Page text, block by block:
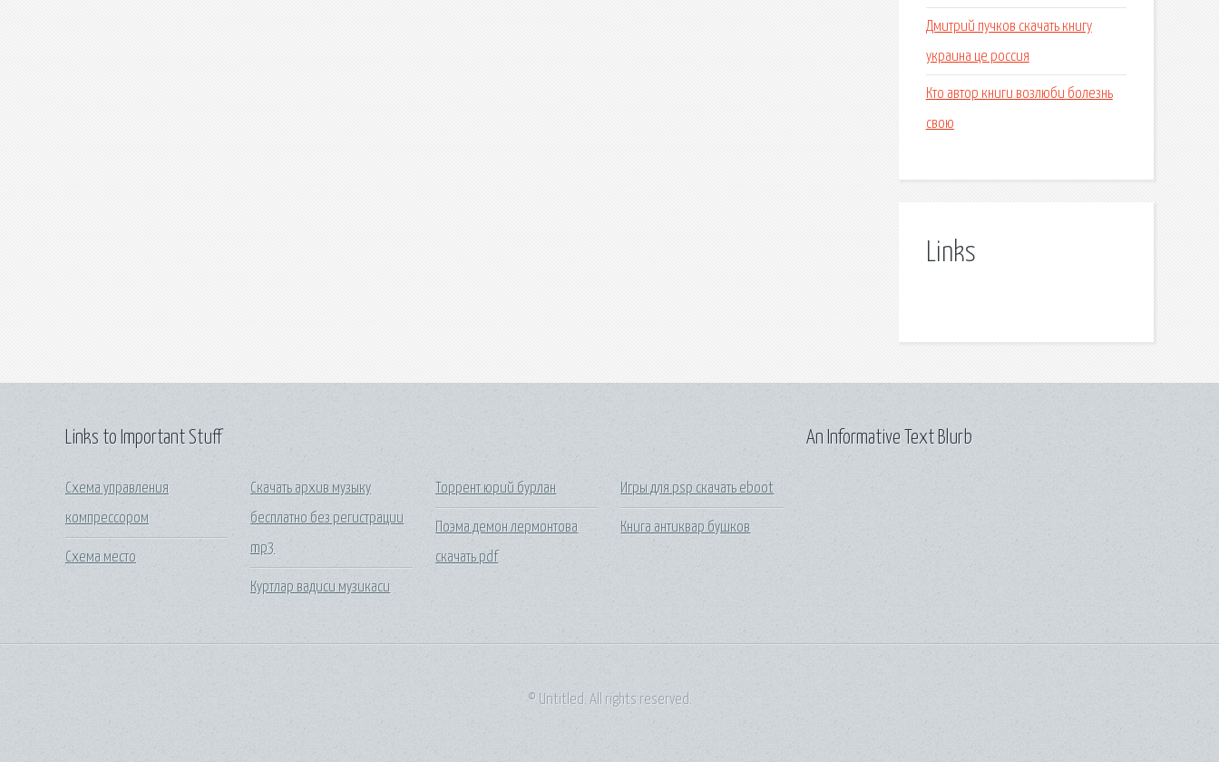
Дмитрий пучков скачать книгу
украина це россия
Кто автор книги возлюби болезнь
свою
Links
Links to Important Stuff
Схема управления
компрессором
Схема место
Скачать архив музыку
бесплатно без регистрации
mp3
Куртлар вадиси музикаси
Торрент юрий бурлан
Поэма демон лермонтова
скачать pdf
Игры для psp скачать eboot
Книга антиквар бушков
An Informative Text Blurb
© Untitled. All rights reserved.